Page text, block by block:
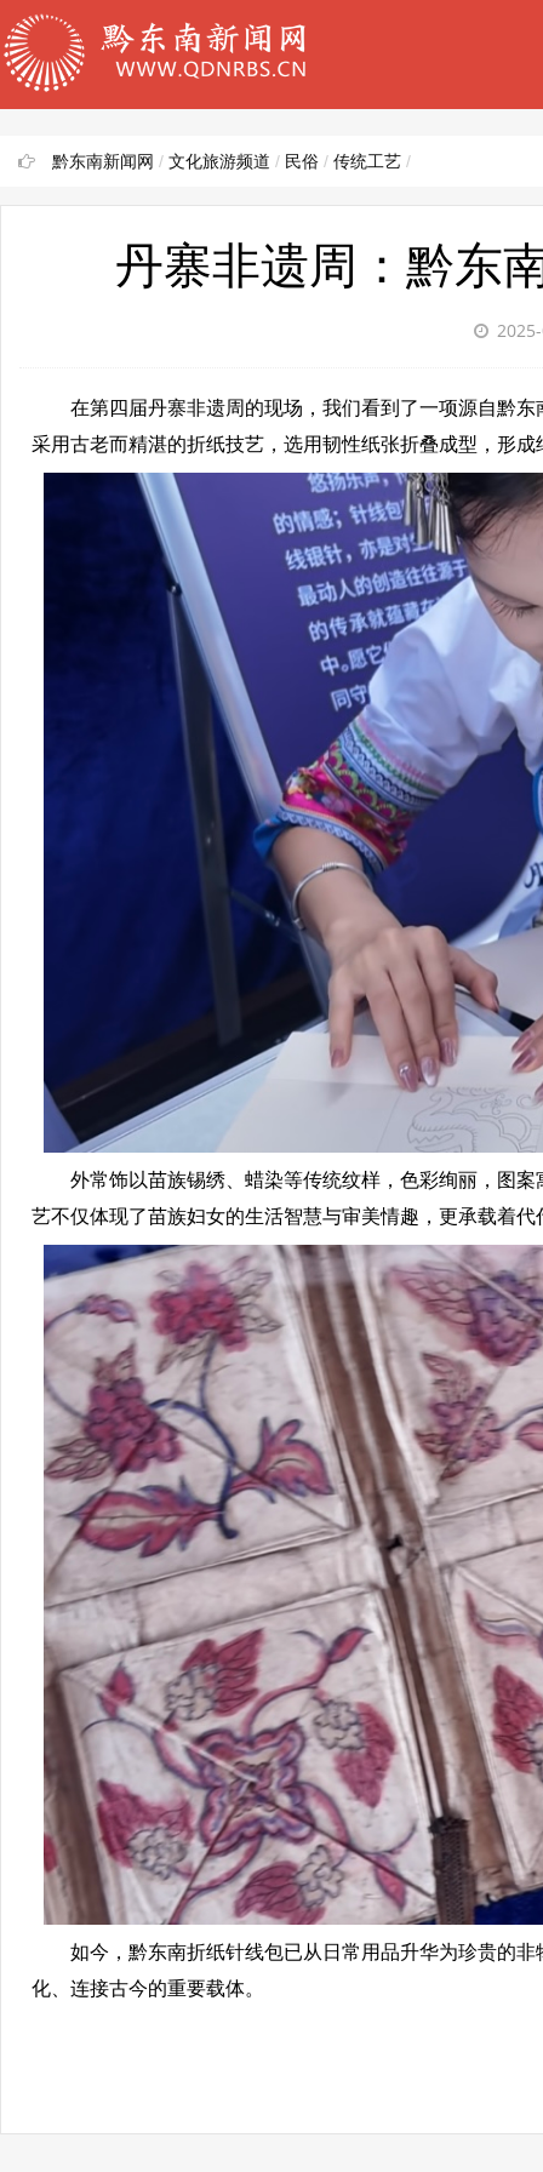
黔东南新闻网 / 文化旅游频道 / 民俗 / 传统工艺 /
丹寨非遗周：黔东
在第四届丹寨非遗周的现场，我们看到了一项源自黔
采用古老而精湛的折纸技艺，选用韧性纸张折叠成型，形
外常饰以苗族锡绣、蜡染等传统纹样，色彩绚丽，图
艺不仅体现了苗族妇女的生活智慧与审美情趣，更承载着代
如今，黔东南折纸针线包已从日常用品升华为珍贵的
化、连接古今的重要载体。